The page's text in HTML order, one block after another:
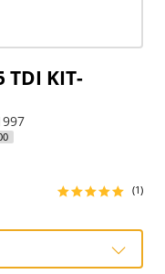
TDI KIT-
(1)